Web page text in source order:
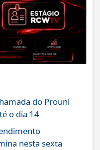
do Prouni
o dia 14
nesta sexta